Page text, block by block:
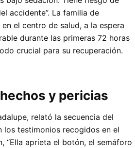
accidente”. La familia de
el centro de salud, a la espera
durante las primeras 72 horas
crucial para su recuperación.
y pericias
relató la secuencia del
los testimonios recogidos en el
“Ella aprieta el botón, el semáforo